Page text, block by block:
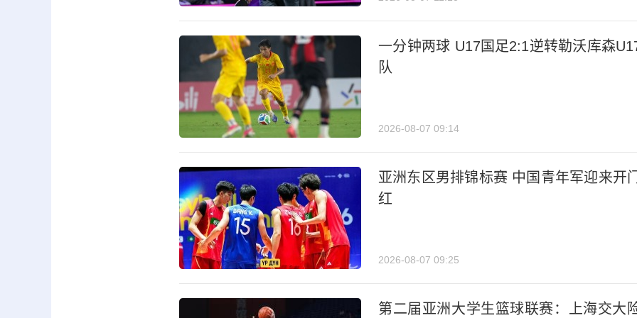
一分钟两球 U17国足2:1逆转勒沃库森
队
2026-08-07 09:14
亚洲东区男排锦标赛 中国青年军迎来开门
红
2026-08-07 09:25
第二届亚洲大学生篮球联赛：上海交大